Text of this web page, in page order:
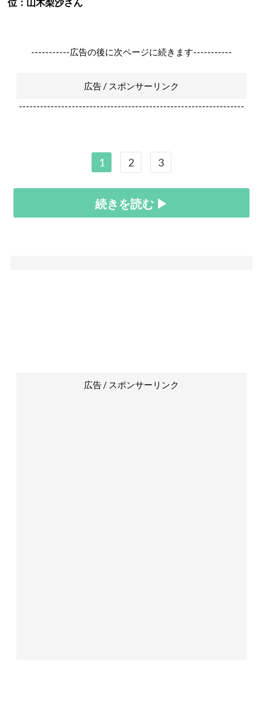
位：山木梨沙さん
-----------広告の後に次ページに続きます-----------
広告 / スポンサーリンク
----------------------------------------------------------------
1 2 3
続きを読む ▶
広告 / スポンサーリンク